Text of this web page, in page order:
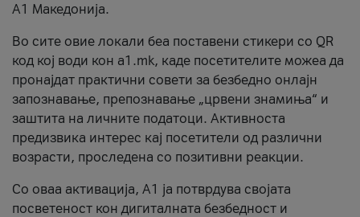
А1 Македонија.
Во сите овие локали беа поставени стикери со QR
код кој води кон a1.mk, каде посетителите можеа да
пронајдат практични совети за безбедно онлајн
запознавање, препознавање „црвени знамиња“ и
заштита на личните податоци. Активноста
предизвика интерес кај посетители од различни
возрасти, проследена со позитивни реакции.
Со оваа активација, А1 ја потврдува својата
посветеност кон дигиталната безбедност и